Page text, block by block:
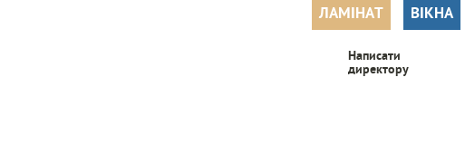
ЛАМІНАТ ВІКНА
Написати
директору